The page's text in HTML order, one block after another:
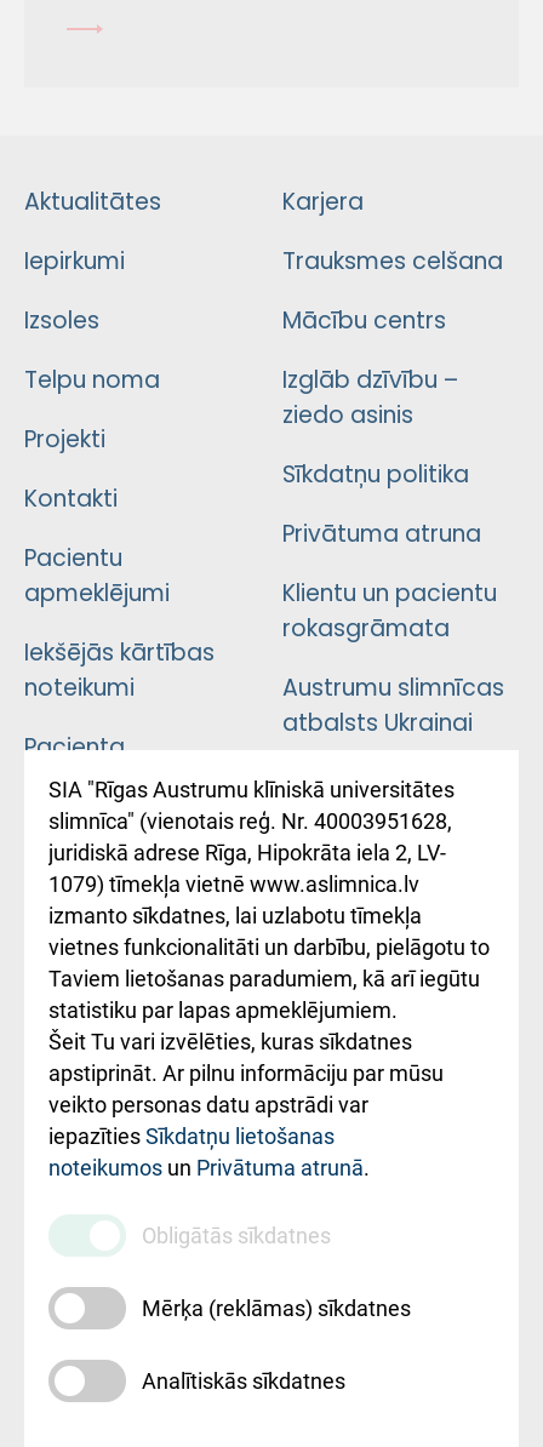
Aktualitātes
Iepirkumi
Izsoles
Telpu noma
Projekti
Kontakti
Pacientu
apmeklējumi
Iekšējās kārtības
noteikumi
Pacienta
atsauksmju/sūdzību
iesniegšanas
kārtība
Kā pie mums nokļūt
Rēķinu apmaksas
ceļvedis
Rekvizīti un
ārstniecības
iestādes kods
010000234
Maksas
pakalpojumu
cenrādis
Karjera
Trauksmes celšana
Mācību centrs
Izglāb dzīvību –
ziedo asinis
Sīkdatņu politika
Privātuma atruna
Klientu un pacientu
rokasgrāmata
Austrumu slimnīcas
atbalsts Ukrainai
Підтримка Східної
лікарні та співпраця з
Україною
SIA "Rīgas Austrumu klīniskā universitātes
slimnīca" (vienotais reģ. Nr. 40003951628,
juridiskā adrese Rīga, Hipokrāta iela 2, LV-
1079) tīmekļa vietnē www.aslimnica.lv
izmanto sīkdatnes, lai uzlabotu tīmekļa
vietnes funkcionalitāti un darbību, pielāgotu to
Taviem lietošanas paradumiem, kā arī iegūtu
statistiku par lapas apmeklējumiem.
Šeit Tu vari izvēlēties, kuras sīkdatnes
apstiprināt. Ar pilnu informāciju par mūsu
veikto personas datu apstrādi var
iepazītiesSīkdatņu lietošanas
noteikumos un Privātuma atrunā.
Obligātās sīkdatnes
Mērķa (reklāmas) sīkdatnes
Analītiskās sīkdatnes